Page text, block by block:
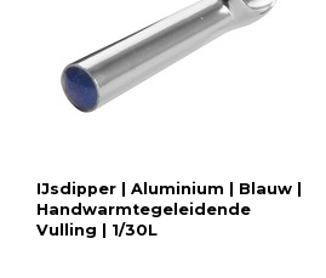
IJsdipper | Aluminium | Blauw |
Handwarmtegeleidende
Vulling | 1/30L